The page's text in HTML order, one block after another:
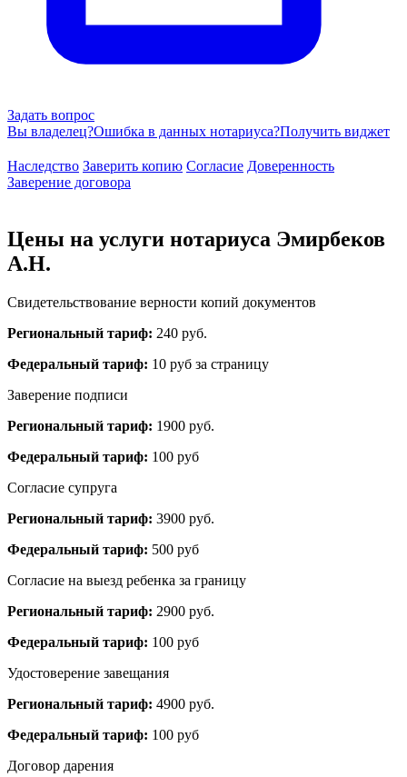
Задать вопрос
Вы владелец?Ошибка в данных нотариуса?Получить виджет
Наследство Заверить копию Согласие Доверенность
Заверение договора
Цены на услуги нотариуса Эмирбеков
А.Н.
Свидетельствование верности копий документов
Региональный тариф: 240 руб.
Федеральный тариф: 10 руб за страницу
Заверение подписи
Региональный тариф: 1900 руб.
Федеральный тариф: 100 руб
Согласие супруга
Региональный тариф: 3900 руб.
Федеральный тариф: 500 руб
Согласие на выезд ребенка за границу
Региональный тариф: 2900 руб.
Федеральный тариф: 100 руб
Удостоверение завещания
Региональный тариф: 4900 руб.
Федеральный тариф: 100 руб
Договор дарения